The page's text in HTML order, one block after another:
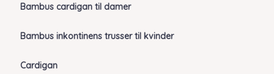
Bambus cardigan til damer
Bambus inkontinens trusser til kvinder
Cardigan